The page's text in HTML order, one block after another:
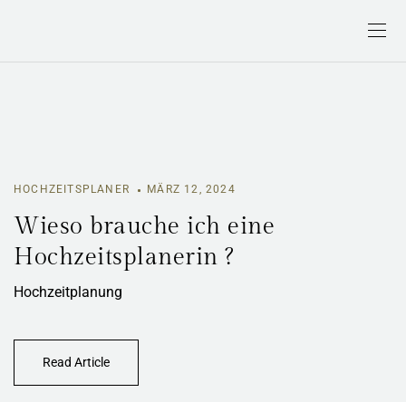
HOCHZEITSPLANER MÄRZ 12, 2024
Wieso brauche ich eine
Hochzeitsplanerin ?
Hochzeitplanung
Read Article